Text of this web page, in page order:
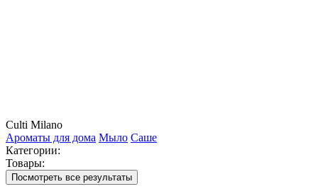
Culti Milano
Ароматы для дома Мыло Саше
Категории:
Товары:
Посмотреть все результаты